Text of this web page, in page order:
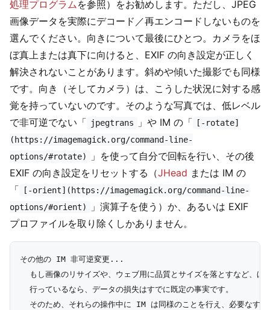
処理プログラムを参照）をお勧めします。ただし、JPEG
画像データを実際にデコード／再エンコードしないものを
選んでください。向きについて最後にひとつ。カメラをほ
ぼ真上または真下に向けると、EXIF の向き設定が正しく
解決されないことがあります。斜めや傾いた撮影でも同様
です。向き（そしてカメラ）は、こうした状況に対する感
覚を持っていないのです。そのような写真では、低レベル
で非可逆でない「 jpegtrans 」や IM の「
[-rotate]
(https://imagemagick.org/command-line-
options/#rotate)
」を使って自分で回転を行い、その後
EXIF の向き設定をリセットする（JHead または IM の
「
[-orient](https://imagemagick.org/command-line-
options/#orient)
」演算子を使う）か、あるいは EXIF
プロファイルを取り除くしかありません。
その他の IM 非可逆変更...
もし画像のリサイズや、ウェブ用に品質とサイズを落とすなど、ほ
  行っているなら、データの損失はすでに既定の事実です。
そのため、それらの操作中に IM は同様のことを行え、必要なすべ